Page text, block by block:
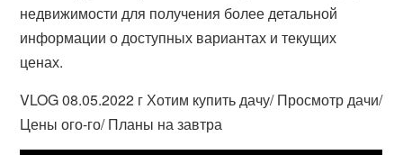
недвижимости для получения более детальной
информации о доступных вариантах и текущих
ценах.
VLOG 08.05.2022 г Хотим купить дачу/ Просмотр дачи/
Цены ого-го/ Планы на завтра